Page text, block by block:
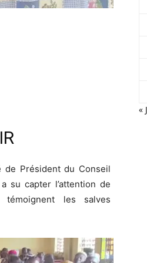
de Président du Conseil
su capter l’attention de
témoignent les salves
«